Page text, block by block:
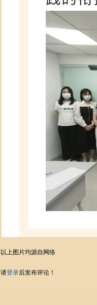
以上图片均源自网络
请登录后发布评论！